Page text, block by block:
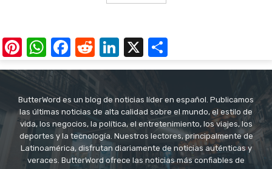
Pinterest
WhatsApp
Facebook
RedditLinkedIn
X
ButterWord es un blog de noticias líder en español. Publicamos
las últimas noticias de alta calidad sobre el mundo, el estilo de
vida, los negocios, la política, el entretenimiento, los viajes, los
deportes y la tecnología. Nuestros lectores, principalmente de
Latinoamérica, disfrutan diariamente de noticias auténticas y
veraces. ButterWord ofrece las noticias más confiables de